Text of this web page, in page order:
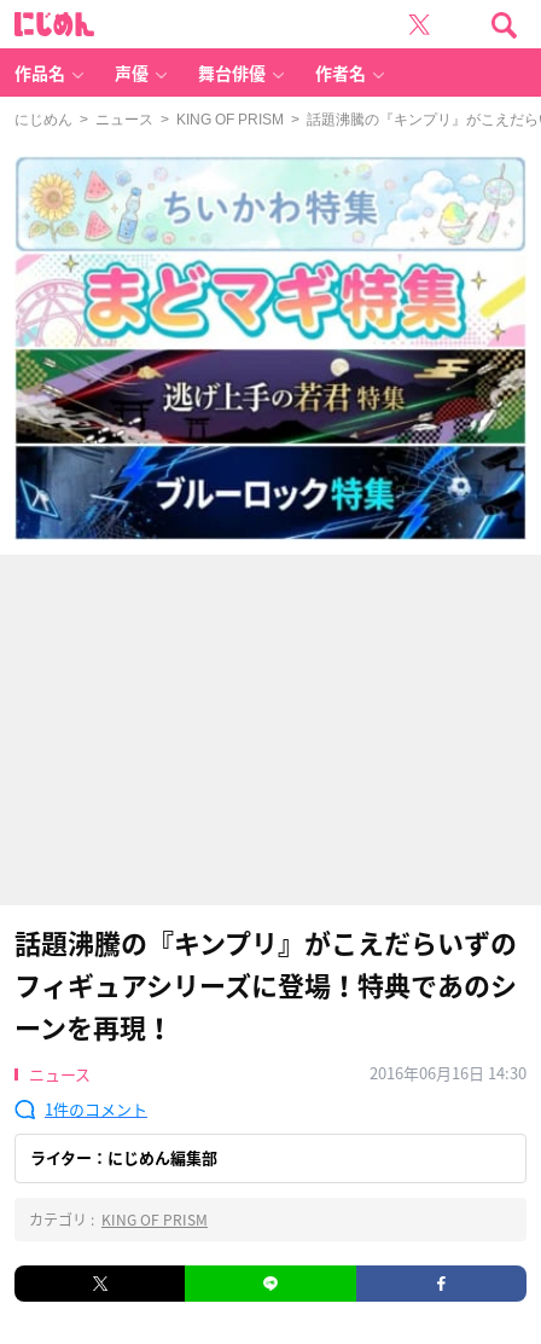
作品名 声優 舞台俳優 作者名
にじめん > ニュース > KING OF PRISM > 話題沸騰の『キンプリ』がこえだ
話題沸騰の『キンプリ』がこえだらいずの
フィギュアシリーズに登場！特典であのシ
ーンを再現！
ニュース
2016年06月16日 14:30
1
ライター：にじめん編集部
カテゴリ : KING OF PRISM